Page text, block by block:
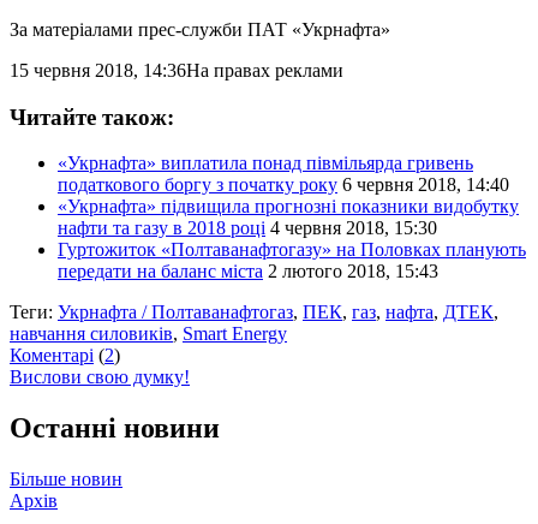
За матеріалами прес-служби ПАТ «Укрнафта»
15 червня 2018, 14:36На правах реклами
Читайте також:
«Укрнафта» виплатила понад півмільярда гривень
податкового боргу з початку року 6 червня 2018, 14:40
«Укрнафта» підвищила прогнозні показники видобутку
нафти та газу в 2018 році 4 червня 2018, 15:30
Гуртожиток «Полтаванафтогазу» на Половках планують
передати на баланс міста 2 лютого 2018, 15:43
Теги: Укрнафта / Полтаванафтогаз, ПЕК, газ, нафта, ДТЕК,
навчання силовиків, Smart Energy
Коментарі (2)
Вислови свою думку!
Останні новини
Більше новин
Архів